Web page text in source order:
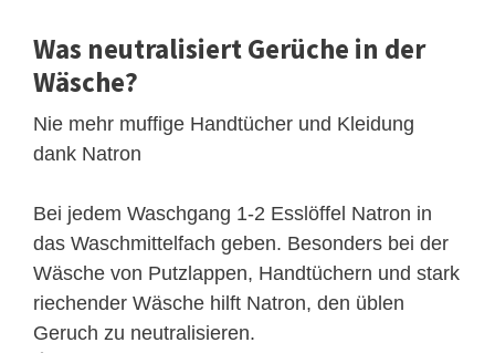
Was neutralisiert Gerüche in der
Wäsche?
Nie mehr muffige Handtücher und Kleidung
dank Natron
Bei jedem Waschgang 1-2 Esslöffel Natron in
das Waschmittelfach geben. Besonders bei der
Wäsche von Putzlappen, Handtüchern und stark
riechender Wäsche hilft Natron, den üblen
Geruch zu neutralisieren.